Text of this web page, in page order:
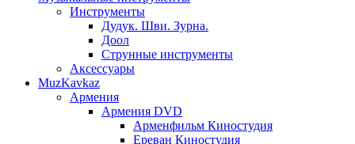
Инструменты
Дудук. Шви. Зурна.
Доол
Струнные инструменты
Аксессуары
MuzKavkaz
Армения
Армения DVD
Арменфильм Киностудия
Ереван Киностудия